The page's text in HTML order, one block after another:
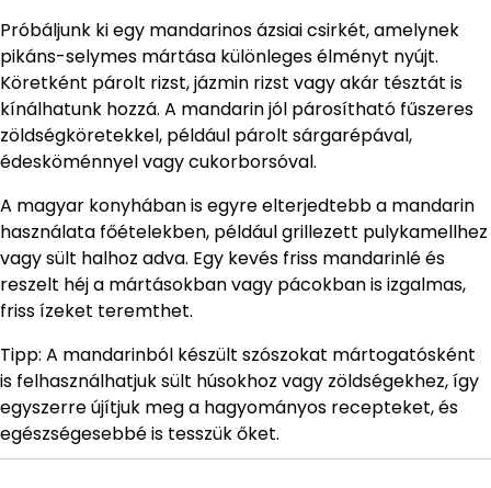
Próbáljunk ki egy mandarinos ázsiai csirkét, amelynek
pikáns-selymes mártása különleges élményt nyújt.
Köretként párolt rizst, jázmin rizst vagy akár tésztát is
kínálhatunk hozzá. A mandarin jól párosítható fűszeres
zöldségköretekkel, például párolt sárgarépával,
édesköménnyel vagy cukorborsóval.
A magyar konyhában is egyre elterjedtebb a mandarin
használata főételekben, például grillezett pulykamellhez
vagy sült halhoz adva. Egy kevés friss mandarinlé és
reszelt héj a mártásokban vagy pácokban is izgalmas,
friss ízeket teremthet.
Tipp: A mandarinból készült szószokat mártogatósként
is felhasználhatjuk sült húsokhoz vagy zöldségekhez, így
egyszerre újítjuk meg a hagyományos recepteket, és
egészségesebbé is tesszük őket.